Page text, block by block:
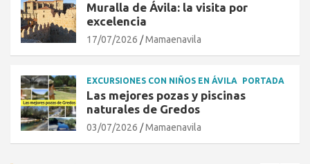
Muralla de Ávila: la visita por
excelencia
17/07/2026 Mamaenavila
EXCURSIONES CON NIÑOS EN ÁVILA PORTADA
Las mejores pozas y piscinas
naturales de Gredos
03/07/2026 Mamaenavila